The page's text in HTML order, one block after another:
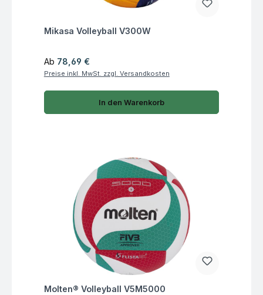
Fragen zum Artikel
Mikasa Volleyball V300W
Regulärer Preis:
Ab 78,69 €
Preise inkl. MwSt. zzgl. Versandkosten
In den Warenkorb
Fragen zum Artikel
Molten® Volleyball V5M5000